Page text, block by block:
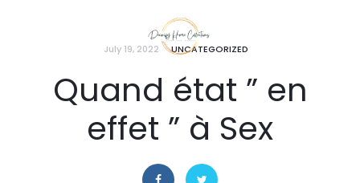
July 19, 2022 UNCATEGORIZED
Quand état ” en
effet ” à Sex